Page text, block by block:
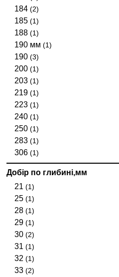
184(2)
185(1)
188(1)
190 мм(1)
190(3)
200(1)
203(1)
219(1)
223(1)
240(1)
250(1)
283(1)
306(1)
Добір по глибині,мм
21(1)
25(1)
28(1)
29(1)
30(2)
31(1)
32(1)
33(2)